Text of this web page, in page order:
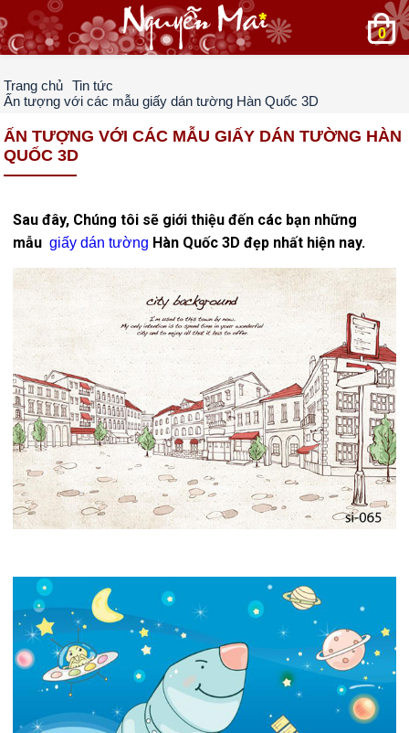
0
Trang chủ
Tin tức
Ấn tượng với các mẫu giấy dán tường Hàn Quốc 3D
ẤN TƯỢNG VỚI CÁC MẪU GIẤY DÁN TƯỜNG HÀN
QUỐC 3D
Sau đây, Chúng tôi sẽ giới thiệu đến các bạn những
mẫu giấy dán tường Hàn Quốc 3D đẹp nhất hiện nay.